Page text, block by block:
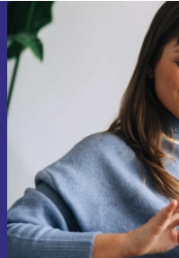
Liitu
Ära jäta
Teavet isikuandmete
privaatsuspoliitikast.